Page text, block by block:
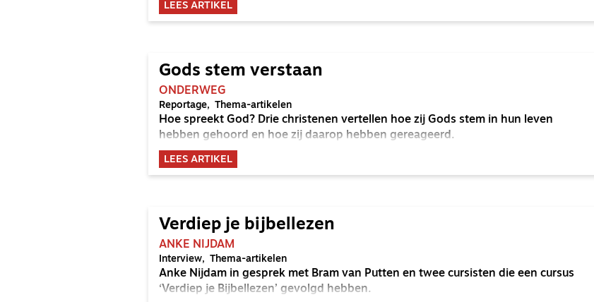
LEES ARTIKEL
Gods stem verstaan
ONDERWEG
Reportage Thema-artikelen
Hoe spreekt God? Drie christenen vertellen hoe zij Gods stem in hun leven
hebben gehoord en hoe zij daarop hebben gereageerd.
LEES ARTIKEL
Verdiep je bijbellezen
ANKE NIJDAM
Interview Thema-artikelen
Anke Nijdam in gesprek met Bram van Putten en twee cursisten die een cursus
‘Verdiep je Bijbellezen’ gevolgd hebben.